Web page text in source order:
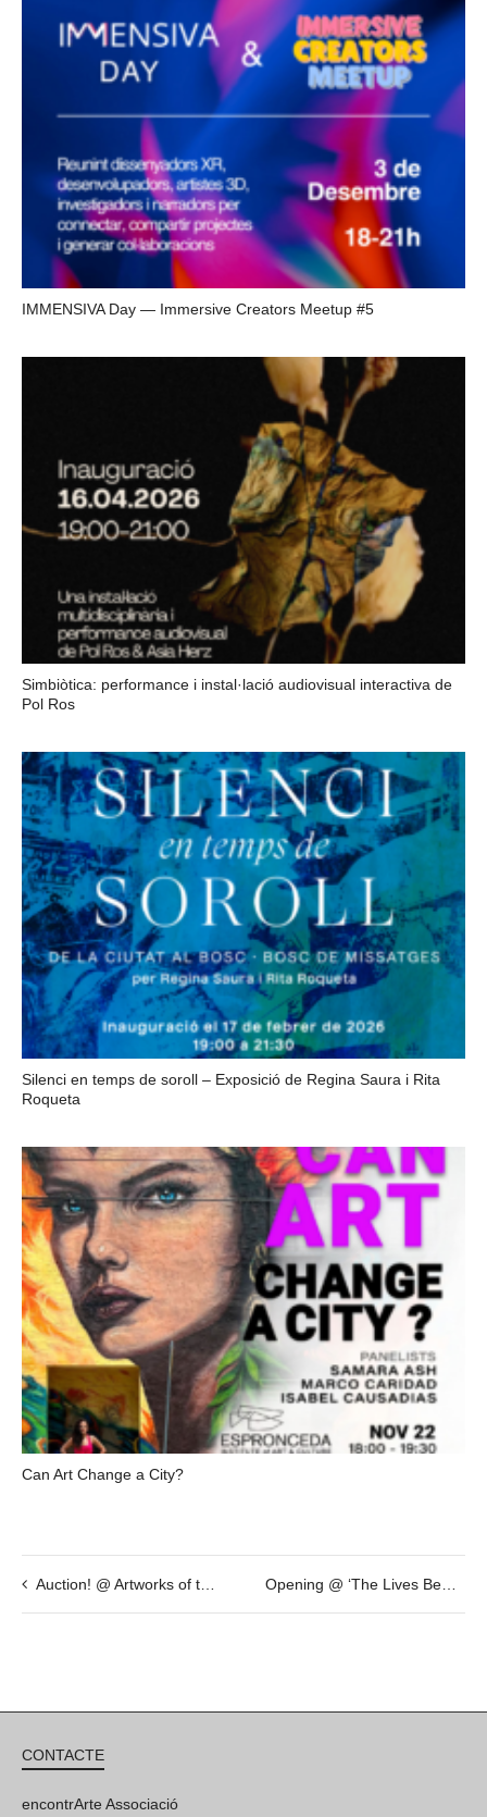
IMMENSIVA Day — Immersive Creators Meetup #5
Simbiòtica: performance i instal·lació audiovisual interactiva de
Pol Ros
Silenci en temps de soroll – Exposició de Regina Saura i Rita
Roqueta
Can Art Change a City?
Auction! @ Artworks of the International Weird Collage Show
CONTACTE
encontrArte Associació